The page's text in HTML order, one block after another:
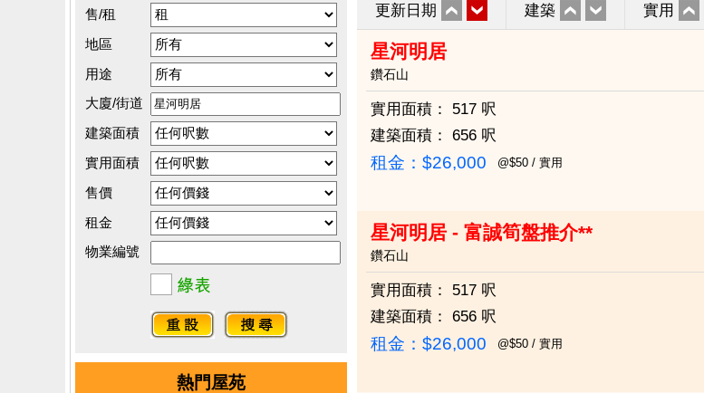
售/租
地區
用途
大廈/街道
建築面積
實用面積
售價
租金
物業編號
熱門屋苑
更新日期 建築 實用
星河明居
鑽石山
實用面積：
517 呎
建築面積：
656 呎
租金：$26,000 @$50 / 實用
星河明居 - 富誠筍盤推介**
鑽石山
實用面積：
517 呎
建築面積：
656 呎
租金：$26,000 @$50 / 實用